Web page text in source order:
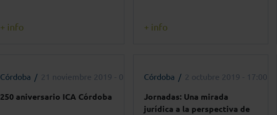
+ info + info
Córdoba 21 noviembre 2019 - 0:00h
250 aniversario ICA Córdoba
Córdoba 2 octubre 2019 - 17:00h
Jornadas: Una mirada
jurídica a la perspectiva de